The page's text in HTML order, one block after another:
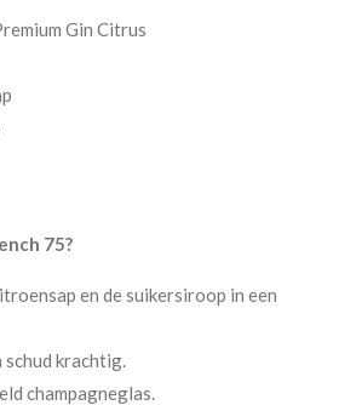
Gin Citrus
75?
en de suikersiroop in een
schud krachtig.
champagneglas.